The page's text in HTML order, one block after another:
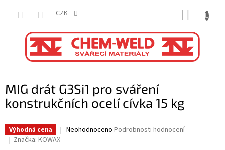
CZK
MIG drát G3Si1 pro sváření
konstrukčních ocelí cívka 15 kg
Výhodná cena
Průměrné
Neohodnoceno Podrobnosti hodnocení
Značka: KOWAX